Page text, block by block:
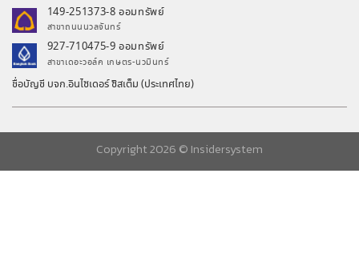
149-251373-8 ออมทรัพย์
สาขาถนนนวลจันทร์
927-710475-9 ออมทรัพย์
สาขาเดอะวอล์ค เกษตร-นวมินทร์
ชื่อบัญชี บจก.อินไซเดอร์ ซิสเต็ม (ประเทศไทย)
Copyright 2026 © Insidersystem